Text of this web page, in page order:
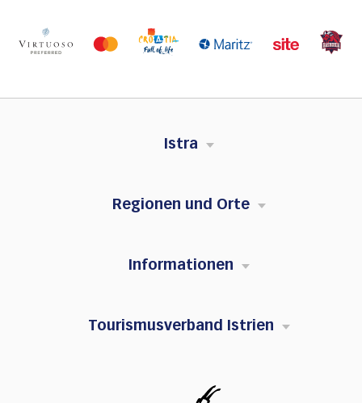
Istra
Regionen und Orte
Informationen
Tourismusverband Istrien